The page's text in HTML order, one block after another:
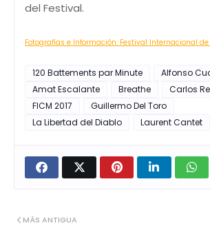
del Festival.
Fotografías e Información: Festival Internacional de
120 Battements par Minute
Alfonso
Amat Escalante
Breathe
Carlos
FICM 2017
Guillermo Del Toro
La Libertad del Diablo
Laurent Cantet
MÁS ANTIGUA